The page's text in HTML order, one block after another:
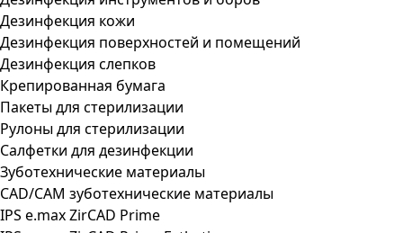
Дезинфекция кожи
Дезинфекция поверхностей и помещений
Дезинфекция слепков
Крепированная бумага
Пакеты для стерилизации
Рулоны для стерилизации
Салфетки для дезинфекции
Зуботехнические материалы
CAD/CAM зуботехнические материалы
IPS e.max ZirCAD Prime